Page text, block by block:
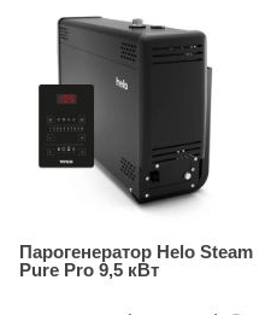
Парогенератор Helo Steam
Pure Pro 9,5 кВт